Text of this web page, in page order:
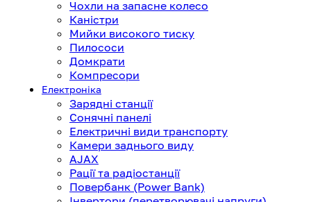
Чохли на запасне колесо
Каністри
Мийки високого тиску
Пилососи
Домкрати
Компресори
Електроніка
Зарядні станції
Сонячні панелі
Електричні види транспорту
Камери заднього виду
AJAX
Рації та радіостанції
Повербанк (Power Bank)